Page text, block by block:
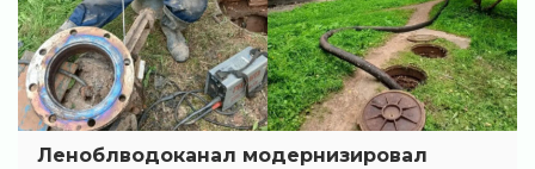
Леноблводоканал модернизировал